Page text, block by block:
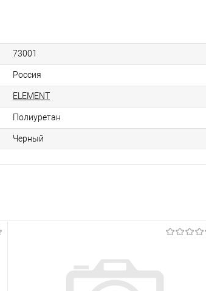
73001
Россия
ELEMENT
Полиуретан
Черный